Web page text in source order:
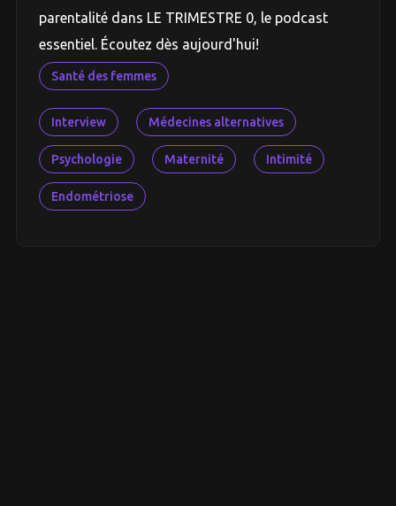
parentalité dans LE TRIMESTRE 0, le podcast
essentiel. Écoutez dès aujourd'hui!
Santé des femmes
Interview Médecines alternatives
Psychologie Maternité Intimité
Endométriose